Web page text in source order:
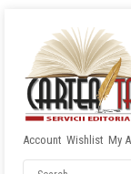
Account Wishlist My